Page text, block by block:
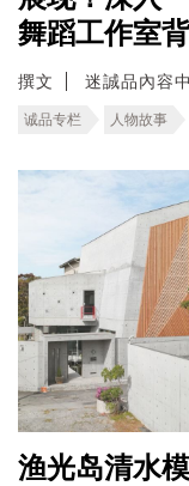
舞蹈工作室
撰文 迷誠品內容
诚品专栏 人物故事
渔光岛清水